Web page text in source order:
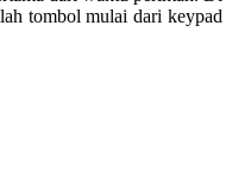
tombol mulai dari keypad